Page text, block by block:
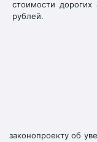
законопроекту об